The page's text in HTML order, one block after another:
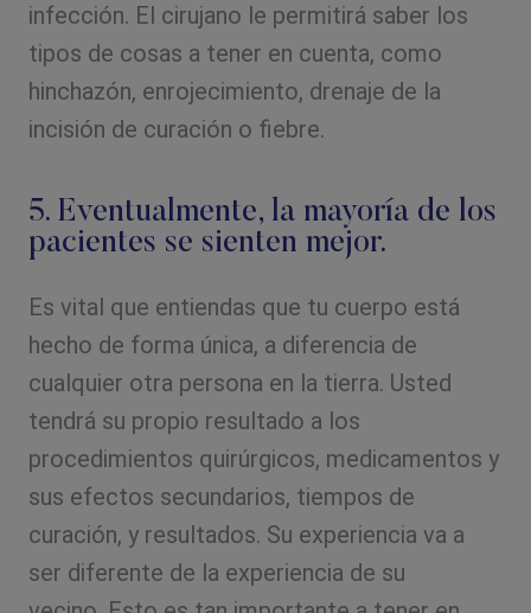
infección. El cirujano le permitirá saber los
tipos de cosas a tener en cuenta, como
hinchazón, enrojecimiento, drenaje de la
incisión de curación o fiebre.
5. Eventualmente, la mayoría de los
pacientes se sienten mejor.
Es vital que entiendas que tu cuerpo está
hecho de forma única, a diferencia de
cualquier otra persona en la tierra. Usted
tendrá su propio resultado a los
procedimientos quirúrgicos, medicamentos y
sus efectos secundarios, tiempos de
curación, y resultados. Su experiencia va a
ser diferente de la experiencia de su